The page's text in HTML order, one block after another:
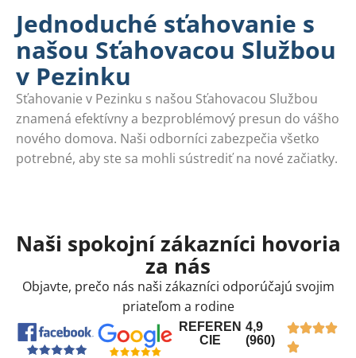
Jednoduché sťahovanie s
našou Sťahovacou Službou
v Pezinku
Sťahovanie v Pezinku s našou Sťahovacou Službou
znamená efektívny a bezproblémový presun do vášho
nového domova. Naši odborníci zabezpečia všetko
potrebné, aby ste sa mohli sústrediť na nové začiatky.
Naši spokojní zákazníci hovoria
za nás
Objavte, prečo nás naši zákazníci odporúčajú svojim
priateľom a rodine
REFEREN
CIE
4,9
(960)